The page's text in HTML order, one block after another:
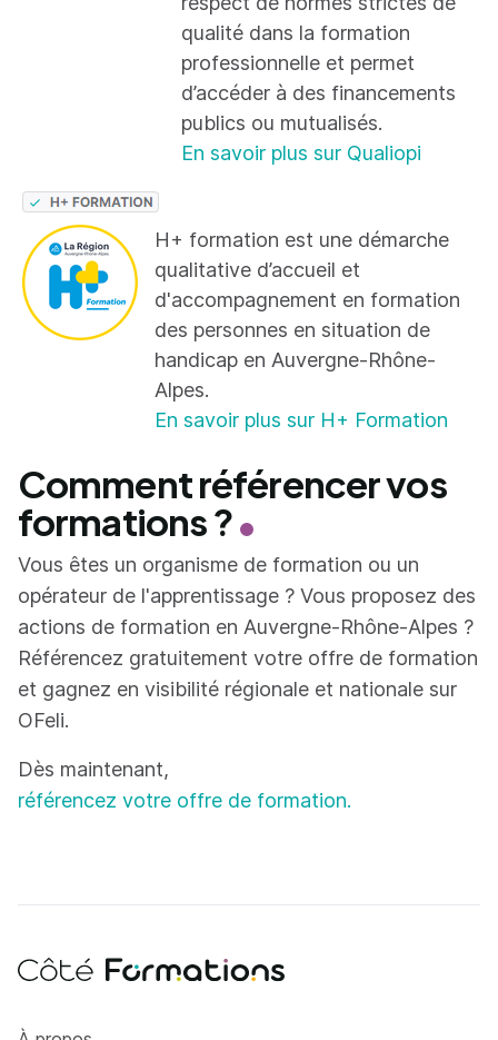
qualité dans la formation
professionnelle et permet
d’accéder à des financements
publics ou mutualisés.
En savoir plus sur Qualiopi
H+ formation est une démarche
qualitative d’accueil et
d'accompagnement en formation
des personnes en situation de
handicap en Auvergne-Rhône-
Alpes.
En savoir plus sur H+ Formation
Comment référencer vos
formations ?
Vous êtes un organisme de formation ou un
opérateur de l'apprentissage ? Vous proposez des
actions de formation en Auvergne-Rhône-Alpes ?
Référencez gratuitement votre offre de formation
et gagnez en visibilité régionale et nationale sur
OFeli.
Dès maintenant,
référencez votre offre de formation.
Côté Formations